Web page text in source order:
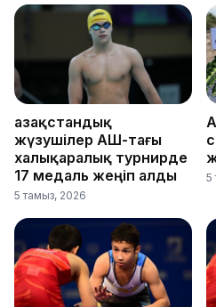
Қазақстандық
жүзушілер АҚШ-тағы
халықаралық турнирде
17 медаль жеңіп алды
5 тамыз, 2026
5